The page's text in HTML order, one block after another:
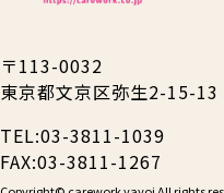
〒113-0032
東京都文京区弥生2-15-13
TEL:03-3811-1039
FAX:03-3811-1267